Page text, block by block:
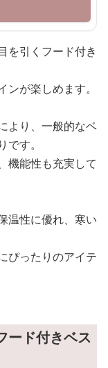
を引くフード付き
が楽しめます。
より、一般的なベ
す。
機能性も充実して
温性に優れ、寒い
ぴったりのアイテ
ード付きベス